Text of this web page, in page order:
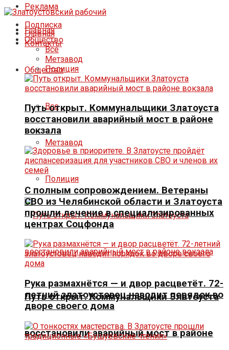
Реклама
Подписка
Контакты
Главная
Общество
Все
Метзавод
Полиция
Путь открыт. Коммунальщики Златоуста
восстановили аварийный мост в районе
Главная
Общество
Все
Метзавод
Полиция
Путь открыт. Коммунальщики Златоуста
восстановили аварийный мост в районе
вокзала
С полным сопровождением. Ветераны
СВО из Челябинской области и Златоуста
прошли лечение в специализированных
центрах Соцфонда
Рука размахнётся — и двор расцветёт. 72-
летний златоустовец наводит порядок во
дворе своего дома